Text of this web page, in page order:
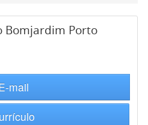
Bomjardim Porto
mail